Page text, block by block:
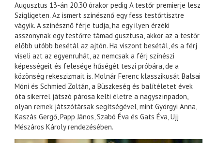
Augusztus 13-án 20.30 órakor pedig A testőr premierje lesz
Szigligeten. Az ismert színésznő egy fess testőrtisztre
vágyik. A színésznő férje tudja, ha egy ilyen érzéki
asszonynak egy testőrre támad gusztusa, akkor az a testőr
előbb utóbb besétál az ajtón. Ha viszont besétál, és a férj
viseli azt az egyenruhát, az nemcsak a férj színészi
képességeit és felesége hűségét teszi próbára, de a
közönség rekeszizmait is. Molnár Ferenc klasszikusát Balsai
Móni és Schmied Zoltán, a Büszkeség és balítéletet évek
óta sikerrel játszó párosa kelti életre a nagyszínpadon,
olyan remek játszótársak segítségével, mint Györgyi Anna,
Kaszás Gergő, Papp János, Szabó Éva és Gats Éva, Ujj
Mészáros Károly rendezésében.